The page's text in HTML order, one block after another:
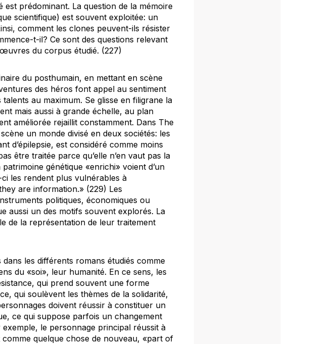
est prédominant. La question de la mémoire
scientifique) est souvent exploitée: un
comment les clones peuvent-ils résister
t-il? Ce sont des questions relevant
du corpus étudié. (227)
du posthumain, en mettant en scène
des héros font appel au sentiment
au maximum. Se glisse en filigrane la
mais aussi à grande échelle, au plan
améliorée rejaillit constamment. Dans The
un monde divisé en deux sociétés: les
d’épilepsie, est considéré comme moins
être traitée parce qu’elle n’en vaut pas la
génétique «enrichi» voient d’un
les rendent plus vulnérables à
are information.» (229) Les
politiques, économiques ou
aussi un des motifs souvent explorés. La
de la représentation de leur traitement
les différents romans étudiés comme
du «soi», leur humanité. En ce sens, les
qui prend souvent une forme
qui soulèvent les thèmes de la solidarité,
doivent réussir à constituer un
ce qui suppose parfois un changement
exemple, le personnage principal réussit à
quelque chose de nouveau, «part of